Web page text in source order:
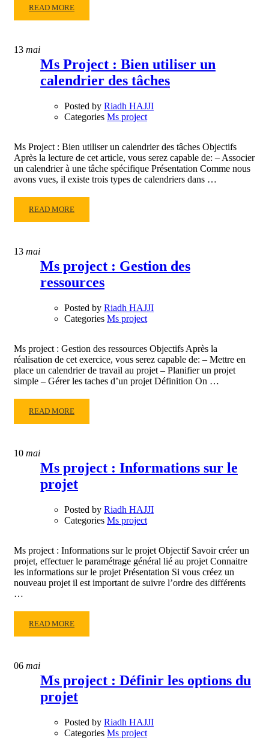
READ
MORE
PROJECT
IMPRIMER
CALENDRIER
READ MORE
13 mai
Ms Project : Bien utiliser un
calendrier des tâches
Posted by Riadh HAJJI
Categories Ms project
Ms Project : Bien utiliser un calendrier des tâches Objectifs
Après la lecture de cet article, vous serez capable de: – Associer
un calendrier à une tâche spécifique Présentation Comme nous
avons vues, il existe trois types de calendriers dans …
READ
MORE
PROJECT
BIEN
CALENDRIER
READ MORE
13 mai
Ms project : Gestion des
ressources
Posted by Riadh HAJJI
Categories Ms project
Ms project : Gestion des ressources Objectifs Après la
réalisation de cet exercice, vous serez capable de: – Mettre en
place un calendrier de travail au projet – Planifier un projet
simple – Gérer les taches d’un projet Définition On …
READ
MORE
PROJECT
GESTION
DES
RESSOURCES
READ MORE
10 mai
Ms project : Informations sur le
projet
Posted by Riadh HAJJI
Categories Ms project
Ms project : Informations sur le projet Objectif Savoir créer un
projet, effectuer le paramétrage général lié au projet Connaitre
les informations sur le projet Présentation Si vous créez un
nouveau projet il est important de suivre l’ordre des différents
…
READ
MORE
PROJECT
INFORMATIONS
SUR
PROJET
READ MORE
06 mai
Ms project : Définir les options du
projet
Posted by Riadh HAJJI
Categories Ms project